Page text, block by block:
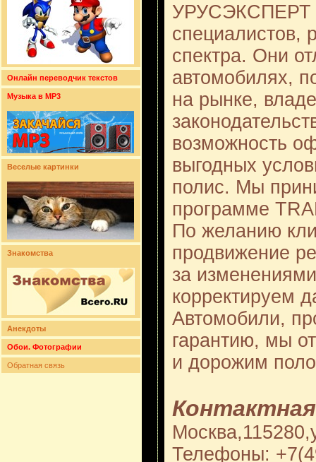
Онлайн переводчик текстов
Музыка в MP3
Веселые картинки
Знакомства
Анекдоты
Обои. Фотографии
Обратная связь
УРУСЭКСПЕРТ
специалистов,
спектра. Они
автомобилях,
на рынке,
возможность
выгодных
полис. Мы
программе
По желанию
продвижение
за
корректируем
Автомобили,
гарантию, мы
и дорожим
Телефоны: